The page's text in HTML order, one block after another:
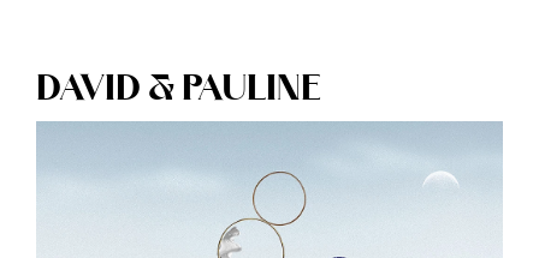
DAVID & PAULINE